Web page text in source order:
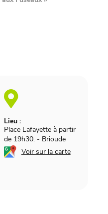
Lieu :
Place Lafayette à partir
de 19h30. - Brioude
Voir sur la carte